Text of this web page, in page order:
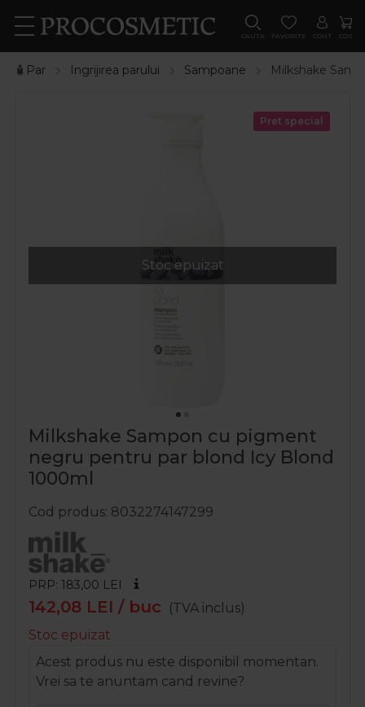
CAUTA FAVORITE CONT COS
🧴Par Ingrijirea parului Sampoane Milkshake
Stoc epuizat
Pret special
Milkshake Sampon cu pigment
negru pentru par blond Icy Blond
1000ml
Cod produs 8032274147299
PRP: 183,00 LEI
142,08 LEI / buc
(TVA inclus)
Stoc epuizat
Acest produs nu este disponibil momentan.
Vrei sa te anuntam cand revine?